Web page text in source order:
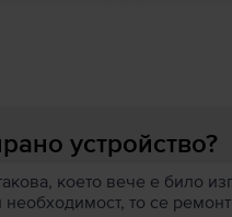
устройство?
което вече е било
то се